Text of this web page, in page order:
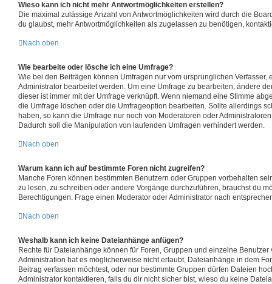
Wieso kann ich nicht mehr Antwortmöglichkeiten erstellen?
Die maximal zulässige Anzahl von Antwortmöglichkeiten wird durch die
du glaubst, mehr Antwortmöglichkeiten als zugelassen zu benötigen,
Nach oben
Wie bearbeite oder lösche ich eine Umfrage?
Wie bei den Beiträgen können Umfragen nur vom ursprünglichen Verfasser,
Administrator bearbeitet werden. Um eine Umfrage zu bearbeiten, ändere
dieser ist immer mit der Umfrage verknüpft. Wenn niemand eine Stimme
die Umfrage löschen oder die Umfrageoption bearbeiten. Sollte allerdings
haben, so kann die Umfrage nur noch von Moderatoren oder
Dadurch soll die Manipulation von laufenden Umfragen verhindert werden.
Nach oben
Warum kann ich auf bestimmte Foren nicht zugreifen?
Manche Foren können bestimmten Benutzern oder Gruppen vorbehalten
zu lesen, zu schreiben oder andere Vorgänge durchzuführen, brauchst du
Berechtigungen. Frage einen Moderator oder Administrator nach
Nach oben
Weshalb kann ich keine Dateianhänge anfügen?
Rechte für Dateianhänge können für Foren, Gruppen und einzelne
Administration hat es möglicherweise nicht erlaubt, Dateianhänge in dem
Beitrag verfassen möchtest, oder nur bestimmte Gruppen dürfen Dateien
Administrator kontaktieren, falls du dir nicht sicher bist, wieso du keine